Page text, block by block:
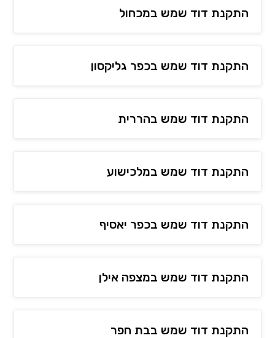
התקנת דוד שמש במכחול
התקנת דוד שמש בכפר גליקסון
התקנת דוד שמש בהררית
התקנת דוד שמש במלכישוע
התקנת דוד שמש בכפר יאסיף
התקנת דוד שמש במצפה אילן
התקנת דוד שמש בבת חפר